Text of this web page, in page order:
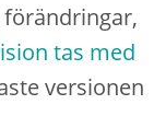
tas med
versionen